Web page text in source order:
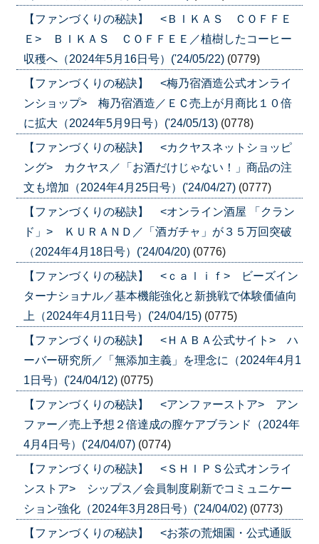
【ファンづくりの秘訣】 <ＢＩＫＡＳ ＣＯＦＦＥ
Ｅ> ＢＩＫＡＳ ＣＯＦＦＥＥ／植樹したコーヒー
収穫へ（2024年5月16日号）('24/05/22) (0779)
【ファンづくりの秘訣】 <梅乃宿酒造公式オンライ
ンショップ> 梅乃宿酒造／ＥＣ売上が月商比１０倍
に拡大（2024年5月9日号）('24/05/13) (0778)
【ファンづくりの秘訣】 <カクヤスネットショッピ
ング> カクヤス／「お酒だけじゃない！」商品の注
文も増加（2024年4月25日号）('24/04/27) (0777)
【ファンづくりの秘訣】 <オンライン酒屋 「クラン
ド」> ＫＵＲＡＮＤ／「酒ガチャ」が３５万回突破
（2024年4月18日号）('24/04/20) (0776)
【ファンづくりの秘訣】 <ｃａｌｉｆ> ビーズイン
ターナショナル／基本機能強化と新挑戦で体験価値向
上（2024年4月11日号）('24/04/15) (0775)
【ファンづくりの秘訣】 <ＨＡＢＡ公式サイト> ハ
ーバー研究所／「無添加主義」を理念に（2024年4月1
1日号）('24/04/12) (0775)
【ファンづくりの秘訣】 <アンファーストア> アン
ファー／売上予想２倍達成の膣ケアブランド（2024年
4月4日号）('24/04/07) (0774)
【ファンづくりの秘訣】 <ＳＨＩＰＳ公式オンライ
ンストア> シップス／会員制度刷新でコミュニケー
ション強化（2024年3月28日号）('24/04/02) (0773)
【ファンづくりの秘訣】 <お茶の荒畑園・公式通販